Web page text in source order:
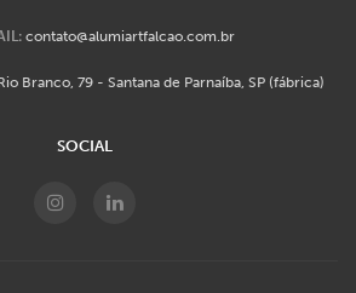
contato@alumiartfalcao.com.br
Branco, 79 - Santana de Parnaíba, SP (fábrica)
SOCIAL